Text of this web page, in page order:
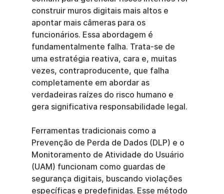
construir muros digitais mais altos e
apontar mais câmeras para os
funcionários. Essa abordagem é
fundamentalmente falha. Trata-se de
uma estratégia reativa, cara e, muitas
vezes, contraproducente, que falha
completamente em abordar as
verdadeiras raízes do risco humano e
gera significativa responsabilidade legal.
Ferramentas tradicionais como a
Prevenção de Perda de Dados (DLP) e o
Monitoramento de Atividade do Usuário
(UAM) funcionam como guardas de
segurança digitais, buscando violações
específicas e predefinidas. Esse método